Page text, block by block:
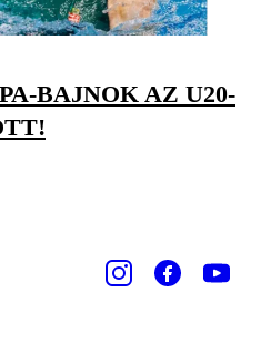
BAJNOK AZ U20-